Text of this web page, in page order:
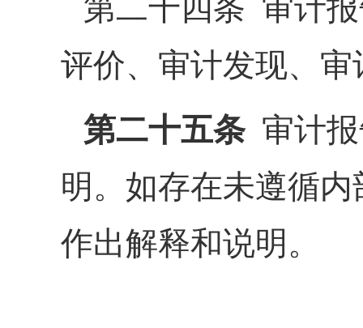
第二十四条 审计
评价、审计发现、
第二十五条审计报
明。如存在未遵循
作出解释和说明。